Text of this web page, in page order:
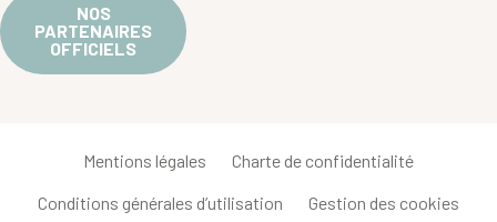
NOS
PARTENAIRES
OFFICIELS
Mentions légales Charte de confidentialité
Conditions générales d’utilisation Gestion des cookies